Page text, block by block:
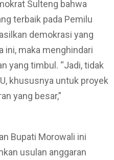
Sulteng bahwa
terbaik pada Pemilu
demokrasi yang
ini, maka menghindari
yang timbul. “Jadi, tidak
khususnya untuk proyek
yang besar,”
Bupati Morowali ini
usulan anggaran